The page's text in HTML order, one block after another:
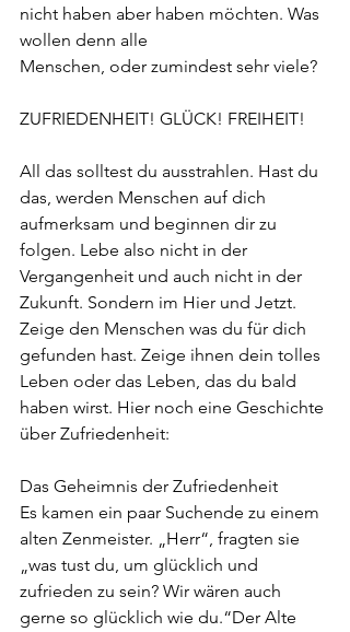
nicht haben aber haben möchten. Was
wollen denn alle
Menschen, oder zumindest sehr viele?
ZUFRIEDENHEIT! GLÜCK! FREIHEIT!
All das solltest du ausstrahlen. Hast du
das, werden Menschen auf dich
aufmerksam und beginnen dir zu
folgen. Lebe also nicht in der
Vergangenheit und auch nicht in der
Zukunft. Sondern im Hier und Jetzt.
Zeige den Menschen was du für dich
gefunden hast. Zeige ihnen dein tolles
Leben oder das Leben, das du bald
haben wirst. Hier noch eine Geschichte
über Zufriedenheit:
Das Geheimnis der Zufriedenheit
Es kamen ein paar Suchende zu einem
alten Zenmeister. „Herr“, fragten sie
„was tust du, um glücklich und
zufrieden zu sein? Wir wären auch
gerne so glücklich wie du.“Der Alte